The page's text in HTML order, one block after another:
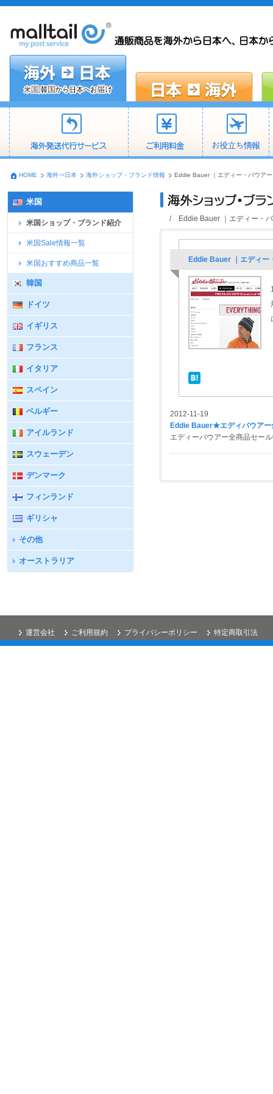
HOME 海外⇒日本 海外ショップ・ブランド情報 Eddie Bauer ｜エディー・バウア
米国
米国ショップ・ブランド紹介
米国Sale情報一覧
米国おすすめ商品一覧
韓国
ドイツ
イギリス
フランス
イタリア
スペイン
ベルギー
アイルランド
スウェーデン
デンマーク
フィンランド
ギリシャ
その他
オーストラリア
/ Eddie Bauer ｜エディー・
Eddie Bauer ｜エディ
2012-11-19
Eddie Bauer★エディバウアー
エディーバウアー全商品セー
特定商取引法
プライバシーポリシー
ご利用規約
運営会社